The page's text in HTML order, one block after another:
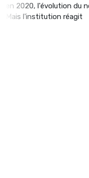
en 2020, l'évolution du
Mais l'institution réagit